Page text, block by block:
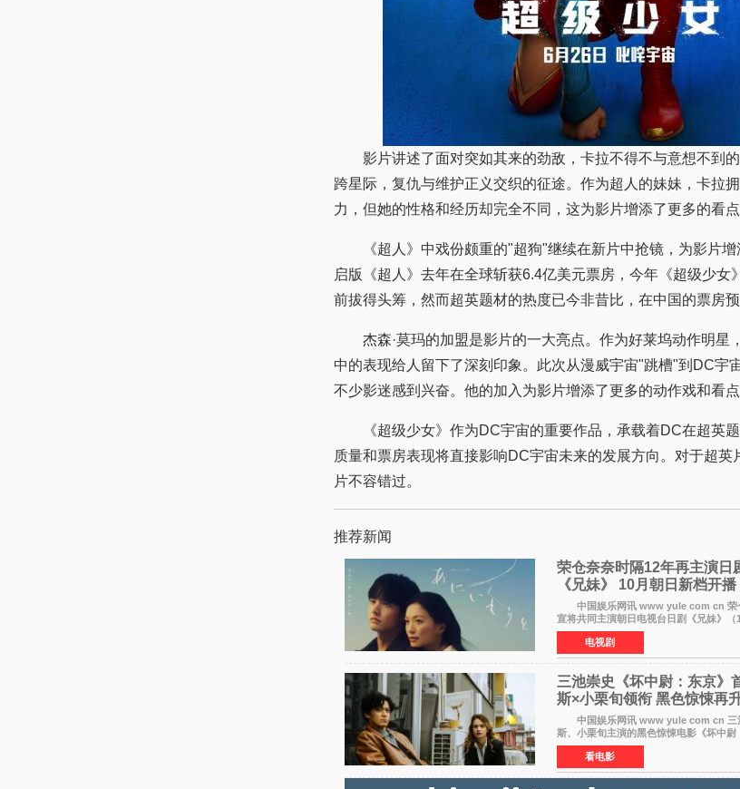
影片讲述了面对突如其来的劲敌，卡拉不得不与意想不到
跨星际，复仇与维护正义交织的征途。作为超人的妹妹，卡拉
力，但她的性格和经历却完全不同，这为影片增添了更多的看点
《超人》中戏份颇重的"超狗"继续在新片中抢镜，为影片增
启版《超人》去年在全球斩获6.4亿美元票房，今年《超级少女
前拔得头筹，然而超英题材的热度已今非昔比，在中国的票房预
杰森·莫玛的加盟是影片的一大亮点。作为好莱坞动作明星
中的表现给人留下了深刻印象。此次从漫威宇宙"跳槽"到DC宇
不少影迷感到兴奋。他的加入为影片增添了更多的动作戏和看点
《超级少女》作为DC宇宙的重要作品，承载着DC在超英题
质量和票房表现将直接影响DC宇宙未来的发展方向。对于超英
片不容错过。
推荐新闻
荣仓奈奈时隔12年再主演日
《兄妹》 10月朝日新档开播
中国娱乐网讯 www yule com cn 荣仓奈奈与赤楚卫二于8月3日官
宣将共同主演朝日电视台日剧《兄妹》
出）。这也是荣仓奈奈继TBS剧集《为了
电视剧
三池崇史《坏中尉：东京》
斯×小栗旬领衔 黑色惊悚再
中国娱乐网讯 www yule com cn 三
斯、小栗旬主演的黑色惊悚电影《坏中尉
费拉拉&times;哈威·凯特尔的1992年《坏
看电影